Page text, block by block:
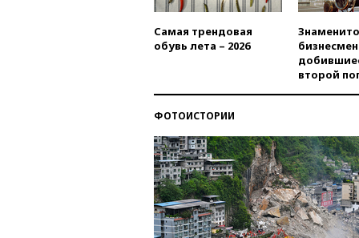
Самая трендовая
обувь лета – 2026
второй
ФОТОИСТОРИИ